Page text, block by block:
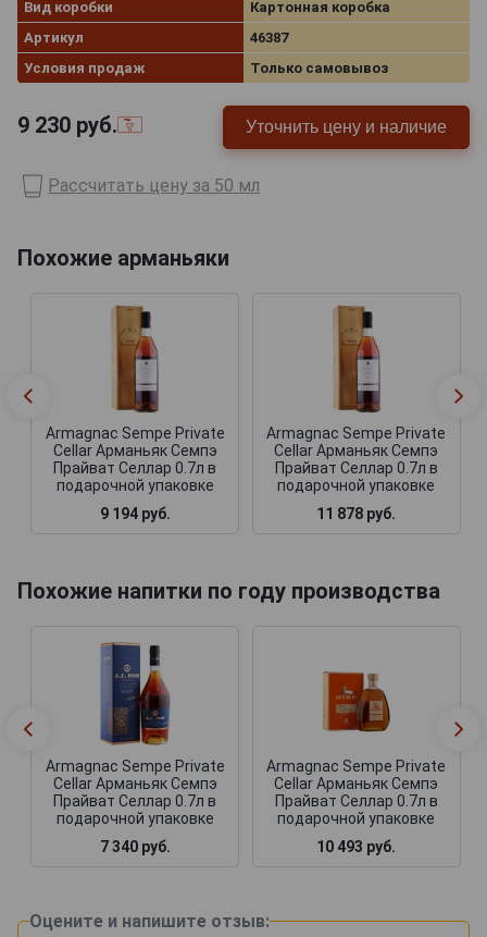
Вид коробки
Картонная коробка
Артикул
46387
Условия продаж
Только самовывоз
9 230 руб. Уточнить цену и наличие
Рассчитать цену за 50 мл
Похожие арманьяки
Armagnac Sempe Private
Cellar Арманьяк Семпэ
Прайват Селлар 0.7л в
подарочной упаковке
9 194 руб.
Armagnac Sempe Private
Cellar Арманьяк Семпэ
Прайват Селлар 0.7л в
подарочной упаковке
11 878 руб.
Похожие напитки по году производства
Armagnac Sempe Private
Cellar Арманьяк Семпэ
Прайват Селлар 0.7л в
подарочной упаковке
7 340 руб.
Armagnac Sempe Private
Cellar Арманьяк Семпэ
Прайват Селлар 0.7л в
подарочной упаковке
10 493 руб.
Оцените и напишите отзыв: